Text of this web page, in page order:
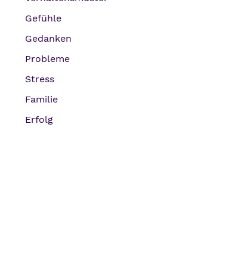
Gefühle
Gedanken
Probleme
Stress
Familie
Erfolg